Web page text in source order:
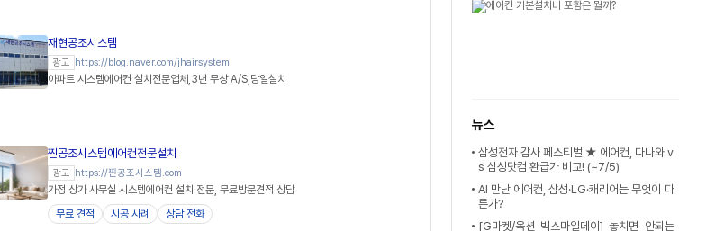
재현공조시스템
광고 https://blog.naver.com/jhairsystem
아파트 시스템에어컨 설치전문업체,3년 무상 A/S,당일설치
찐공조시스템에어컨전문설치
광고 https://찐공조시스템.com
가정 상가 사무실 시스템에어컨 설치 전문, 무료방문견적 상담
무료 견적
시공 사례 상담 전화
뉴스
삼성전자 감사 페스티벌 ★ 에어컨, 다나와 v
s 삼성닷컴 환급가 비교! (~7/5)
AI 만난 에어컨, 삼성·LG·캐리어는 무엇이 다
른가?
[G마켓/옥션 빅스마일데이] 놓치면 안되는